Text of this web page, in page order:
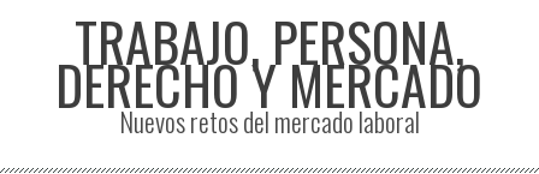
TRABAJO, PERSONA,
DERECHO Y MERCADO
Nuevos retos del mercado laboral